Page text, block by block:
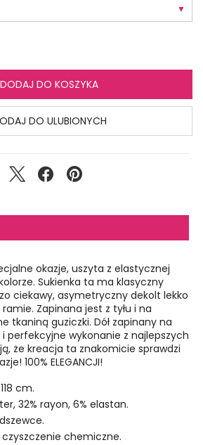
DODAJ DO KOSZYKA
DO ULUBIONYCH
okazje, uszyta z elastycznej
Sukienka ta ma klasyczny
ciekawy, asymetryczny dekolt lekko
Zapinana jest z tyłu i na
tkaniną guziczki. Dół zapinany na
perfekcyjne wykonanie z najlepszych
że kreacja ta znakomicie sprawdzi
100% ELEGANCJI!
cm.
32% rayon, 6% elastan.
chemiczne.